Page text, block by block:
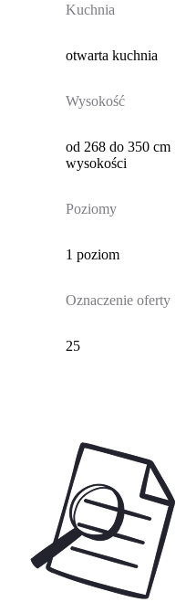
Kuchnia
otwarta kuchnia
Wysokość
od 268 do 350 cm
wysokości
Poziomy
1 poziom
Oznaczenie oferty
25